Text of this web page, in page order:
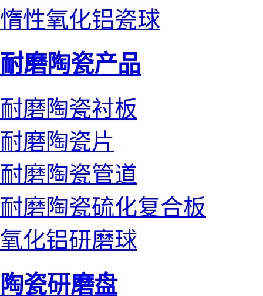
惰性氧化铝瓷球
耐磨陶瓷产品
耐磨陶瓷衬板
耐磨陶瓷片
耐磨陶瓷管道
耐磨陶瓷硫化复合板
氧化铝研磨球
陶瓷研磨盘